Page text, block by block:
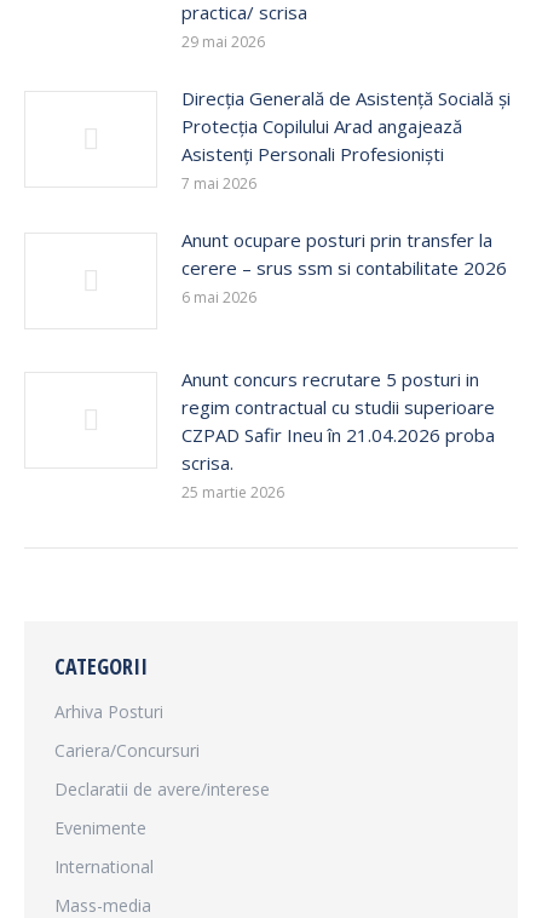
practica/ scrisa
29 mai 2026
Direcția Generală de Asistență Socială și
Protecția Copilului Arad angajează
Asistenți Personali Profesioniști
7 mai 2026
Anunt ocupare posturi prin transfer la
cerere – srus ssm si contabilitate 2026
6 mai 2026
Anunt concurs recrutare 5 posturi in
regim contractual cu studii superioare
CZPAD Safir Ineu în 21.04.2026 proba
scrisa.
25 martie 2026
CATEGORII
Arhiva Posturi
Cariera/Concursuri
Declaratii de avere/interese
Evenimente
International
Mass-media